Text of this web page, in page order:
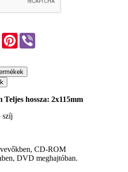
SnapchatPinterest
hossza: 2x115mm
szíj
CD-ROM
DVD meghajtóban.